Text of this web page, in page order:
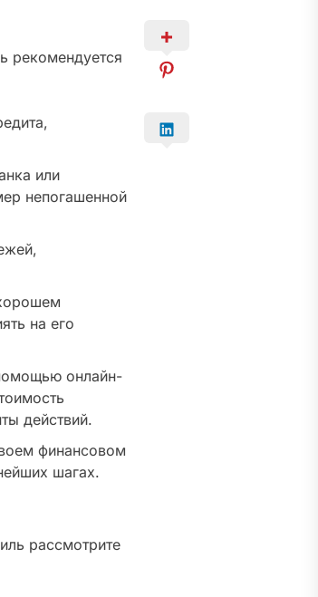
рекомендуется
или
непогашенной
на его
онлайн-
действий.
финансовом
шагах.
рассмотрите